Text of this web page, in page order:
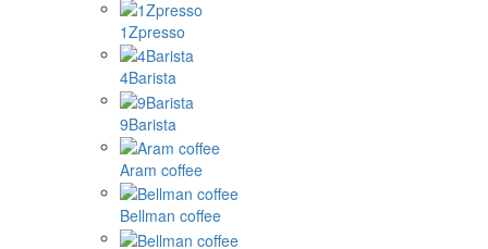
1Zpresso
4Barista
9Barista
Aram coffee
Bellman coffee